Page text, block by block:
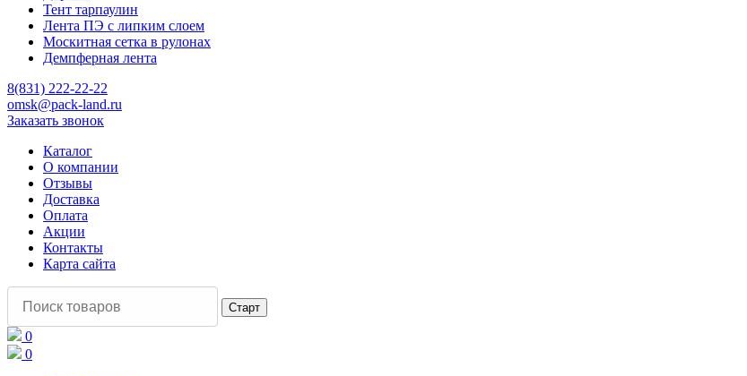
Тент тарпаулин
Лента ПЭ с липким слоем
Москитная сетка в рулонах
Демпферная лента
8(831) 222-22-22
omsk@pack-land.ru
Заказать звонок
Каталог
О компании
Отзывы
Доставка
Оплата
Акции
Контакты
Карта сайта
0
0